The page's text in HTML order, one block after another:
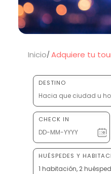
Inicio Adquiere tu
DESTINO
CHECK IN
HUÉSPEDES Y
1 habitación, 2